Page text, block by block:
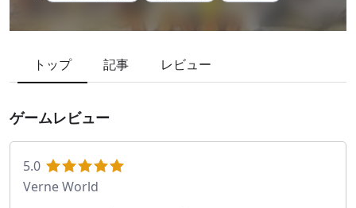
トップ 記事 レビュー
ゲームレビュー
5.0
Verne World